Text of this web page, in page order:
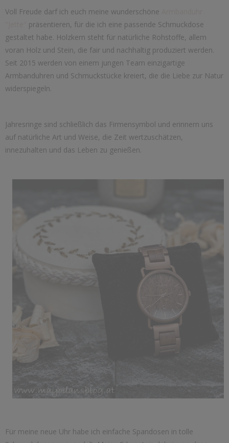
Voll Freude darf ich euch meine wunderschöne
präsentieren, für die ich eine passende Schmuckdose
gestaltet habe. Holzkern steht für natürliche Rohstoffe, allem
voran Holz und Stein, die fair und nachhaltig produziert werden.
Seit 2015 werden von einem jungen Team einzigartige
Armbanduhren und Schmuckstücke kreiert, die die Liebe zur Natur
widerspiegeln.
Jahresringe sind schließlich das Firmensymbol und erinnern uns
auf natürliche Art und Weise, die Zeit wertzuschätzen,
innezuhalten und das Leben zu genießen.
Für meine neue Uhr habe ich einfache Spandosen in tolle